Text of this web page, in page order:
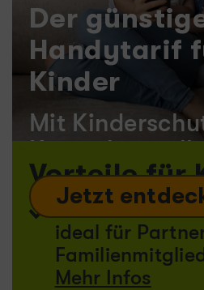
Der
Handytarif
Kinder
Mit
Jetzt
Vorteile für
Partner SIM-
ideal für
Mehr Infos